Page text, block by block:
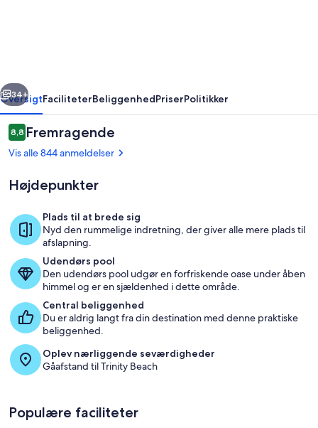
Næste
34+
OversigtFaciliteterBeliggenhedPriserPolitikker
Anmeldelser
8,88,8 ud af 10.
Fremragende
Vis alle 844 anmeldelser
Højdepunkter
Plads til at brede sig
Nyd den rummelige indretning, der giver alle mere plads til
afslapning.
Udendørs pool
Den udendørs pool udgør en forfriskende oase under åben
himmel og er en sjældenhed i dette område.
Central beliggenhed
Du er aldrig langt fra din destination med denne praktiske
beliggenhed.
Oplev nærliggende seværdigheder
Gåafstand til Trinity Beach
Populære faciliteter